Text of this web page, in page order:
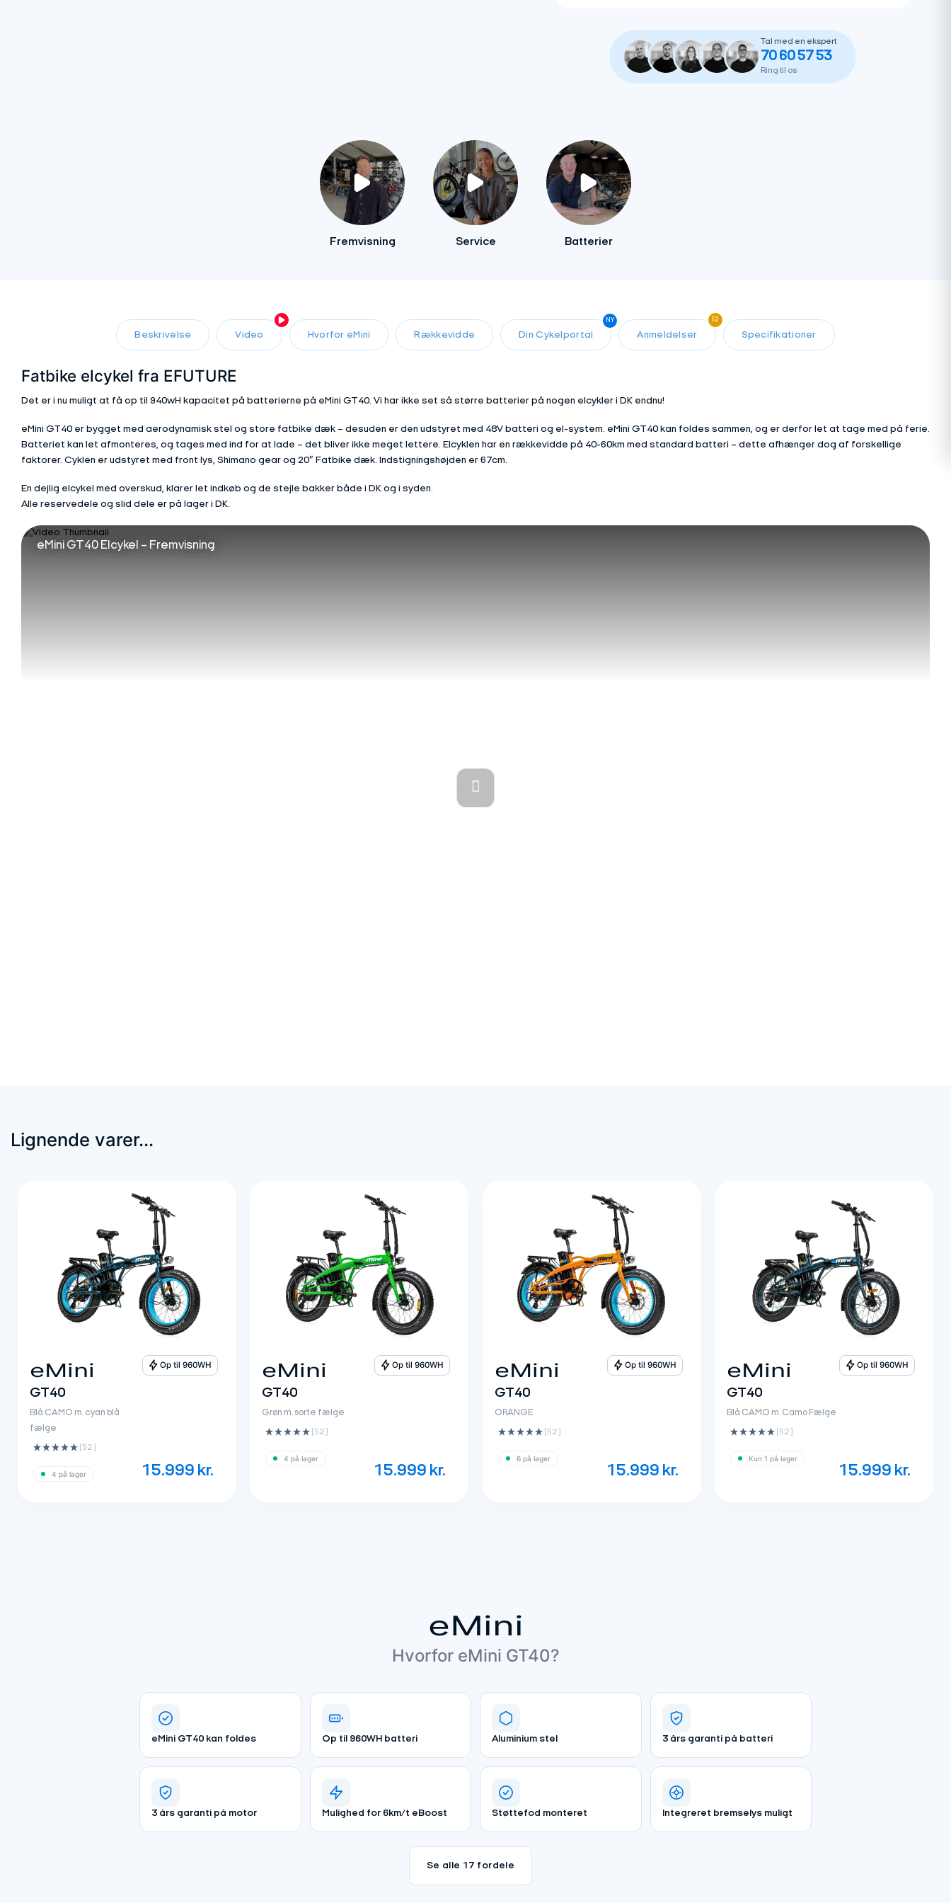
Tal med en ekspert
70 60 57 53
Ring til os
Fremvisning Service Batterier
Beskrivelse Video Hvorfor eMini Rækkevidde Din Cykelportal
NY
Anmeldelser
52
Specifikationer
Fatbike elcykel fra EFUTURE
Det er i nu muligt at få op til 940wH kapacitet på batterierne på eMini GT40. Vi har ikke set så større batterier på nogen elcykler i DK endnu!
eMini GT40 er bygget med aerodynamisk stel og store fatbike dæk – desuden er den udstyret med 48V batteri og el-system. eMini GT40 kan foldes sammen, og er derfor let at tage med på ferie.
Batteriet kan let afmonteres, og tages med ind for at lade – det bliver ikke meget lettere. Elcyklen har en rækkevidde på 40-60km med standard batteri – dette afhænger dog af forskellige
faktorer. Cyklen er udstyret med front lys, Shimano gear og 20″ Fatbike dæk. Indstigningshøjden er 67cm.
En dejlig elcykel med overskud, klarer let indkøb og de stejle bakker både i DK og i syden.
Alle reservedele og slid dele er på lager i DK.
eMini GT40 Elcykel – Fremvisning
Lignende varer...
eMini
GT40
Blå CAMO m. cyan blå
fælge
Op til 960WH
15.999 kr.
(52 ‌)
4 på lager
eMini
GT40
Grøn m. sorte fælge
Op til 960WH
15.999 kr.
(52 ‌)
4 på lager
eMini
GT40
ORANGE
Op til 960WH
15.999 kr.
(52 ‌)
6 på lager
eMini
GT40
Blå CAMO m. Camo Fælge
Op til 960WH
15.999 kr.
(52 ‌)
Kun 1 på lager
eMini
Hvorfor eMini GT40?
eMini GT40 kan foldes Op til 960WH batteri Aluminium stel 3 års garanti på batteri
3 års garanti på motor Mulighed for 6km/t eBoost Støttefod monteret Integreret bremselys muligt
Se alle 17 fordele